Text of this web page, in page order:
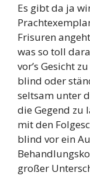
Es gibt da ja
Frisuren
was so toll
vor’s Gesicht
blind oder
seltsam unter
die Gegend zu
mit den
blind vor ein
großer